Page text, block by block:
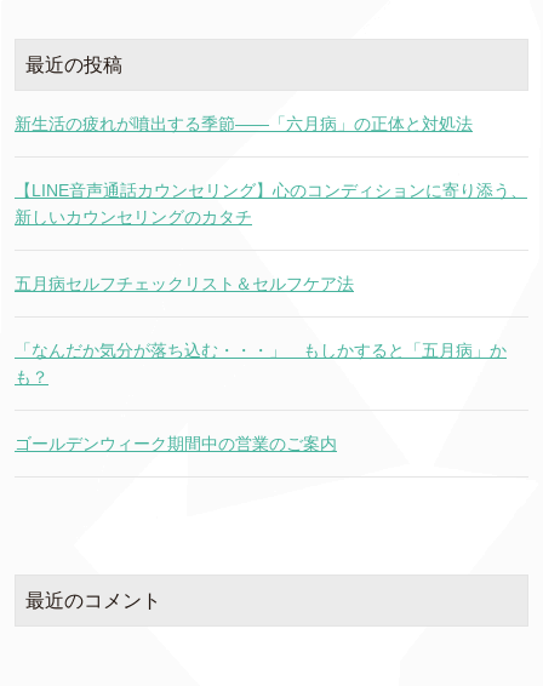
最近の投稿
新生活の疲れが噴出する季節――「六月病」の正体と対処法
【LINE音声通話カウンセリング】心のコンディションに寄り添う、
新しいカウンセリングのカタチ
五月病セルフチェックリスト＆セルフケア法
「なんだか気分が落ち込む・・・」 もしかすると「五月病」か
も？
ゴールデンウィーク期間中の営業のご案内
最近のコメント